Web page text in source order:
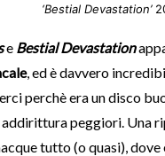
‘Bestial Devastation’
e Bestial Devastation
, ed è davvero
perchè era un disco
addirittura peggiori. Una
tutto (o quasi),